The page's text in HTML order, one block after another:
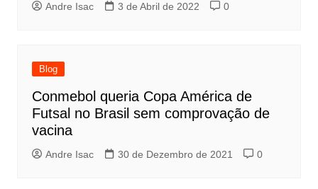
Andre Isac 3 de Abril de 2022 0
Blog
Conmebol queria Copa América de
Futsal no Brasil sem comprovação de
vacina
Andre Isac 30 de Dezembro de 2021 0